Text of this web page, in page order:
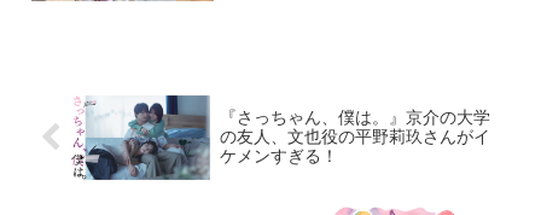
『さっちゃん、僕は。』京介の大学
の友人、文也役の平野莉玖さんがイ
ケメンすぎる！